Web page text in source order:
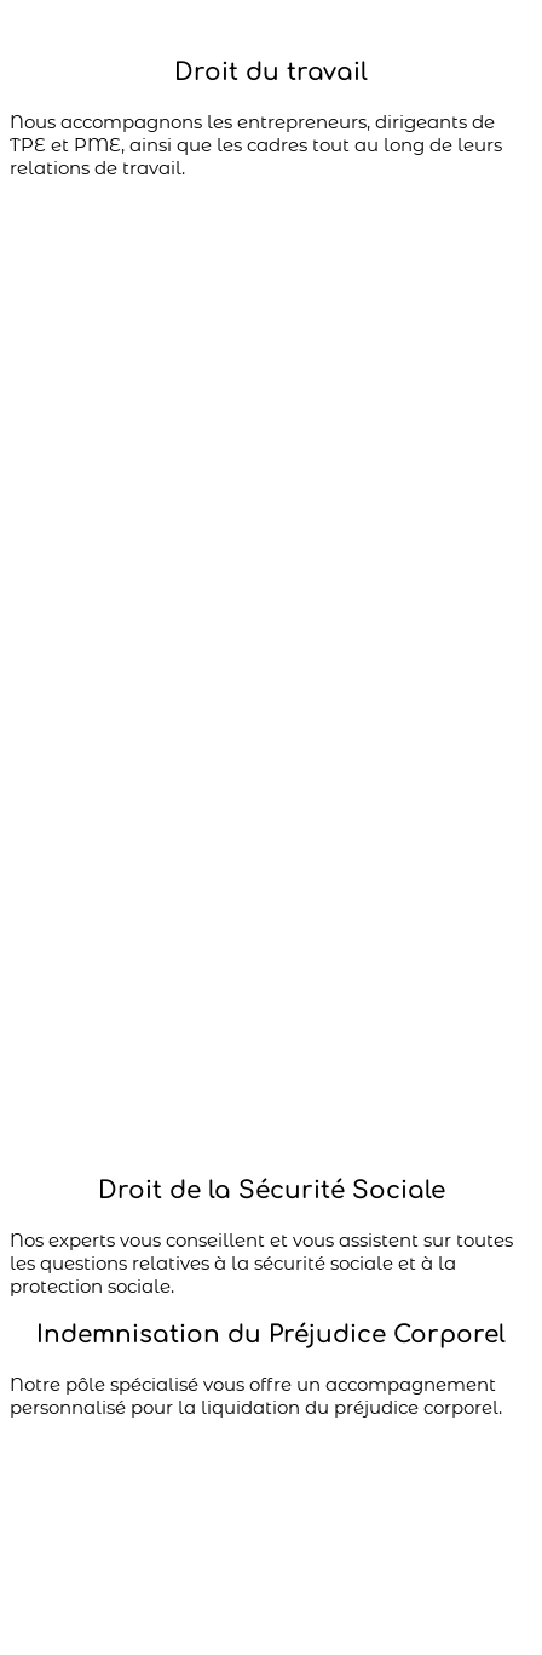
Droit du travail
Nous accompagnons les entrepreneurs, dirigeants de
TPE et PME, ainsi que les cadres tout au long de leurs
relations de travail.
Droit de la Sécurité Sociale​
Nos experts vous conseillent et vous assistent sur toutes
les questions relatives à la sécurité sociale et à la
protection sociale.
Indemnisation du Préjudice Corporel
Notre pôle spécialisé vous offre un accompagnement
personnalisé pour la liquidation du préjudice corporel.